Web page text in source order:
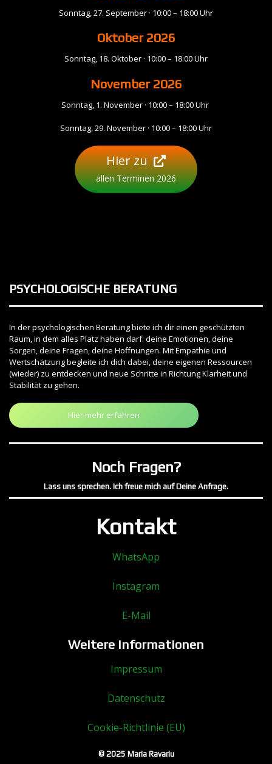
Sonntag, 27. September · 10:00 – 18:00 Uhr
Oktober 2026
Sonntag, 18. Oktober · 10:00 – 18:00 Uhr
November2026
Sonntag, 1. November · 10:00 – 18:00 Uhr
Sonntag, 29. November · 10:00 – 18:00 Uhr
Hier zu
allen Terminen 2026
PSYCHOLOGISCHE BERATUNG
In der psychologischen Beratung biete ich dir einen geschützten
Raum, in dem alles Platz haben darf: deine Emotionen, deine
Sorgen, deine Fragen, deine Hoffnungen. Mit Empathie und
Wertschätzung begleite ich dich dabei, deine eigenen Ressourcen
(wieder) zu entdecken und neue Schritte in Richtung Klarheit und
Stabilität zu gehen.
Hier mehr erfahren
Noch Fragen?
Lass uns sprechen. Ich freue mich auf Deine Anfrage.
Kontakt
WhatsApp
Instagram
E-Mail
Weitere Informationen
Impressum
Datenschutz
Cookie-Richtlinie (EU)
© 2025 Maria Ravariu